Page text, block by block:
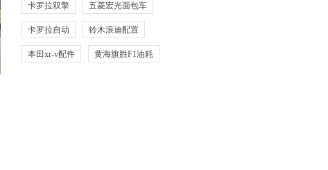
卡罗拉双擎 五菱宏光面包车
卡罗拉自动 铃木浪迪配置
本田xr-v配件 黄海旗胜F1油耗